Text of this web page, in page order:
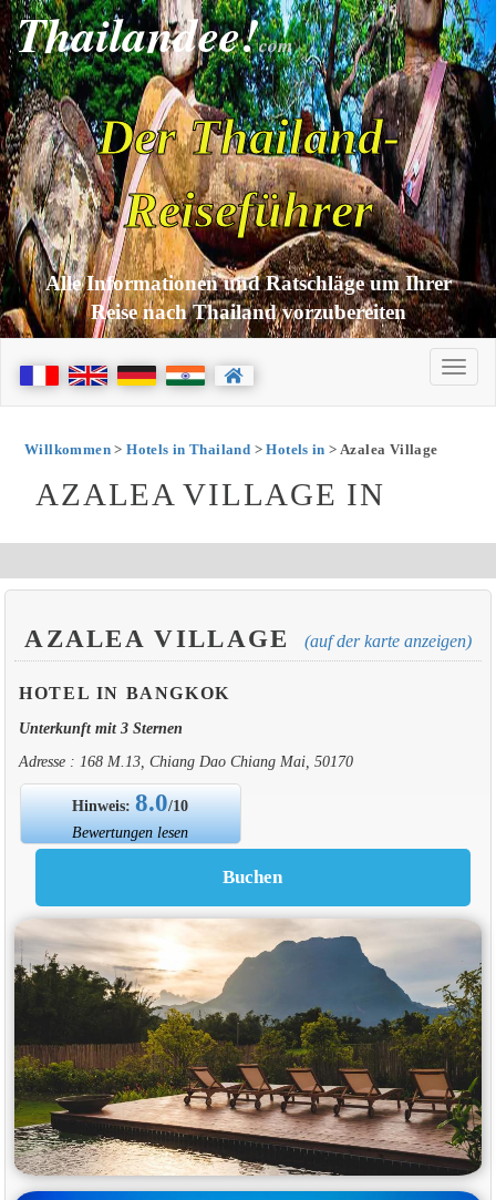
Thailandee!com
Der Thailand-
Reiseführer
Alle Informationen und Ratschläge um Ihrer
Reise nach Thailand vorzubereiten
Willkommen>Hotels in Thailand >Hotels in> Azalea Village
AZALEA VILLAGE IN
AZALEA VILLAGE (auf der karte anzeigen)
HOTEL IN BANGKOK
Unterkunft mit 3 Sternen
Adresse : 168 M.13, Chiang Dao Chiang Mai, 50170
Hinweis:8.0/10
Bewertungen lesen